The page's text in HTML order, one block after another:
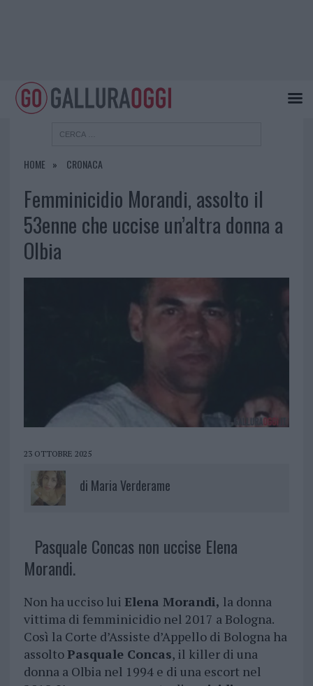
HOME CRONACA
Femminicidio Morandi, assolto il
53enne che uccise un’altra donna a
Olbia
23 OTTOBRE 2025
di Maria Verderame
Pasquale Concas non uccise Elena
Morandi.
Non ha ucciso lui Elena Morandi, la donna
vittima di femminicidio nel 2017 a Bologna.
Così la Corte d’Assiste d’Appello di Bologna ha
assoltoPasquale Concas, il killer di una
donna a Olbia nel 1994 e di una escort nel